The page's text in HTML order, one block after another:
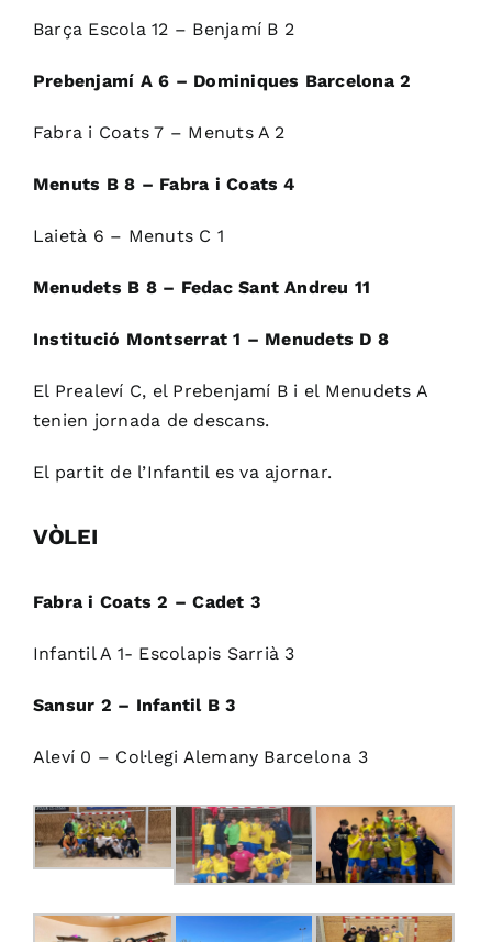
Barça Escola 12 – Benjamí B 2
Prebenjamí A 6 – Dominiques Barcelona 2
Fabra i Coats 7 – Menuts A 2
Menuts B 8 – Fabra i Coats 4
Laietà 6 – Menuts C 1
Menudets B 8 – Fedac Sant Andreu 11
Institució Montserrat 1 – Menudets D 8
El Prealeví C, el Prebenjamí B i el Menudets A
tenien jornada de descans.
El partit de l’Infantil es va ajornar.
VÒLEI
Fabra i Coats 2 – Cadet 3
Infantil A 1- Escolapis Sarrià 3
Sansur 2 – Infantil B 3
Aleví 0 – Col·legi Alemany Barcelona 3